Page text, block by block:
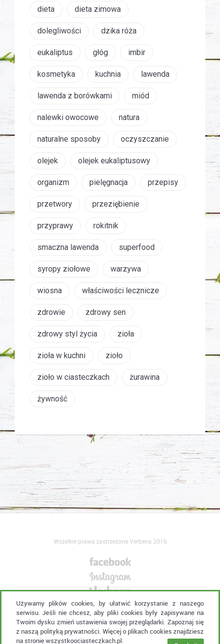
dieta dieta zimowa
dolegliwości dzika róża
eukaliptus głóg imbir
kosmetyka kuchnia lawenda
lawenda z borówkami miód
nalewki owocowe natura
naturalne sposoby oczyszczanie
olejek olejek eukaliptusowy
organizm pielęgnacja przepisy
przetwory przeziębienie
przyprawy rokitnik
smaczna lawenda superfood
syropy ziołowe warzywa
wiosna właściwości lecznicze
zdrowie zdrowy sen
zdrowy styl życia zioła
zioła w kuchni zioło
zioło w ciasteczkach żurawina
żywność
Wszelkie prawa zastrzeżone Verbena 2016
Kontakt:verbena@eura7.com
Agencja Interaktywna
Używamy plików cookies, by ułatwić korzystanie z naszego
serwisu. Jeśli nie chcesz, aby pliki cookies były zapisywane na
Twoim dysku zmień ustawienia swojej przeglądarki. Zapoznaj się
z naszą polityką prywatności. Więcej o plikach cookies znajdziesz
na stroniewszystkoociasteczkach.pl.